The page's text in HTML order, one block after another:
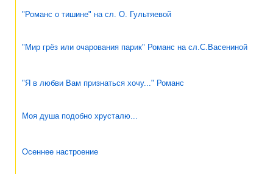
"Романс о тишине" на сл. О. Гультяевой
"Мир грёз или очарования парик" Романс на сл.С.Васениной
"Я в любви Вам признаться хочу..." Романс
Моя душа подобно хрусталю...
Осеннее настроение